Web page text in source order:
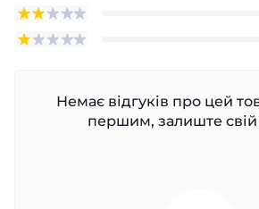
Немає відгуків про цей
першим, залиште свій